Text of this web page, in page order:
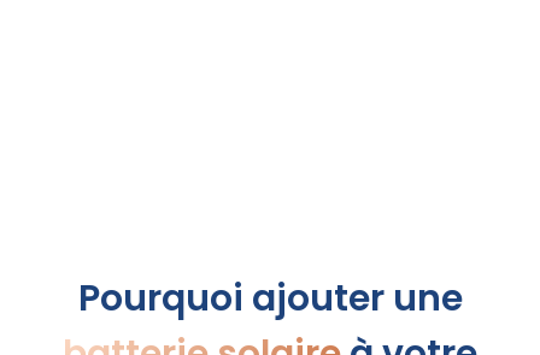
Pourquoi ajouter une